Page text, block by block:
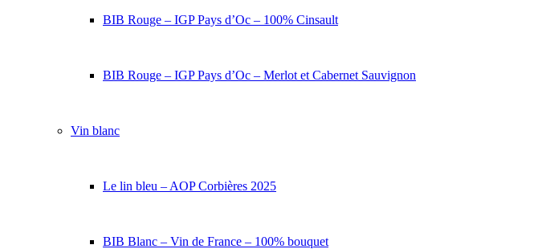
BIB Rouge – IGP Pays d’Oc – 100% Cinsault
BIB Rouge – IGP Pays d’Oc – Merlot et Cabernet Sauvignon
Vin blanc
Le lin bleu – AOP Corbières 2025
BIB Blanc – Vin de France – 100% bouquet